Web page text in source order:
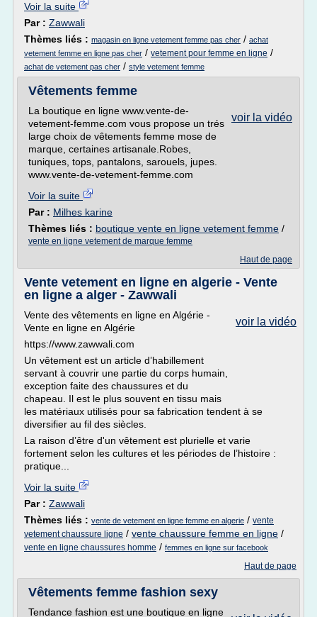
Voir la suite
Par : Zawwali
Thèmes liés : magasin en ligne vetement femme pas cher / achat
vetement femme en ligne pas cher / vetement pour femme en ligne /
achat de vetement pas cher / style vetement femme
Vêtements femme
voir la vidéo
La boutique en ligne www.vente-de-
vetement-femme.com vous propose un trés
large choix de vêtements femme mose de
marque, certaines artisanale.Robes,
tuniques, tops, pantalons, sarouels, jupes.
www.vente-de-vetement-femme.com
Voir la suite
Par : Milhes karine
Thèmes liés : boutique vente en ligne vetement femme /
vente en ligne vetement de marque femme
Haut de page
Vente vetement en ligne en algerie - Vente
en ligne a alger - Zawwali
voir la vidéo
Vente des vêtements en ligne en Algérie -
Vente en ligne en Algérie
https://www.zawwali.com
Un vêtement est un article d’habillement
servant à couvrir une partie du corps humain,
exception faite des chaussures et du
chapeau. Il est le plus souvent en tissu mais
les matériaux utilisés pour sa fabrication tendent à se
diversifier au fil des siècles.
La raison d’être d'un vêtement est plurielle et varie
fortement selon les cultures et les périodes de l’histoire :
pratique...
Voir la suite
Par : Zawwali
Thèmes liés : vente de vetement en ligne femme en algerie / vente
vetement chaussure ligne / vente chaussure femme en ligne /
vente en ligne chaussures homme / femmes en ligne sur facebook
Haut de page
Vêtements femme fashion sexy
Tendance fashion est une boutique en ligne